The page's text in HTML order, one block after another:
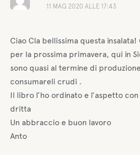
11 MAG 2020 ALLE 17:43
Ciao Cla bellissima questa
per la prossima primavera, qui in
sono quasi al termine di
consumareli crudi .
Il libro l’ho ordinato e l’aspetto
dritta
Un abbraccio e buon lavoro
Anto